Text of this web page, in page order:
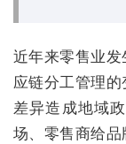
近年来零售业
应链分工管理
差异造成地域
场、零售商给